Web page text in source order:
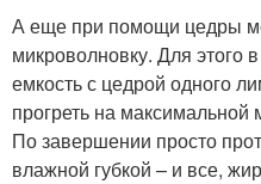
А еще при помощи цедры
микроволновку. Для этого
емкость с цедрой одного
прогреть на
По завершении просто
влажной губкой – и все,